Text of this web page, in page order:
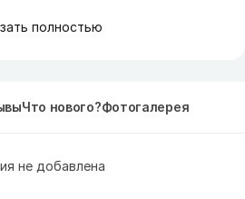
полностью
Что нового?Фотогалерея
не добавлена